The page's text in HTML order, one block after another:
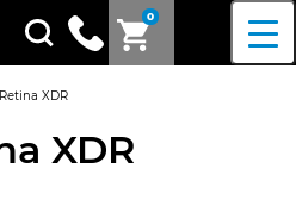
0
XDR
XDR